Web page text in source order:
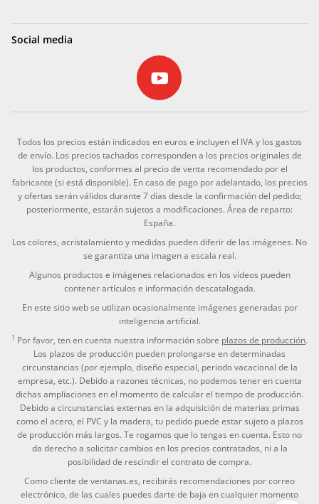
Social media
Todos los precios están indicados en euros e incluyen el IVA y los gastos
de envío. Los precios tachados corresponden a los precios originales de
los productos, conformes al precio de venta recomendado por el
fabricante (si está disponible). En caso de pago por adelantado, los precios
y ofertas serán válidos durante 7 días desde la confirmación del pedido;
posteriormente, estarán sujetos a modificaciones. Área de reparto:
España.
Los colores, acristalamiento y medidas pueden diferir de las imágenes. No
se garantiza una imagen a escala real.
Algunos productos e imágenes relacionados en los vídeos pueden
contener artículos e información descatalogada.
En este sitio web se utilizan ocasionalmente imágenes generadas por
inteligencia artificial.
1 Por favor, ten en cuenta nuestra información sobre plazos de producción.
Los plazos de producción pueden prolongarse en determinadas
circunstancias (por ejemplo, diseño especial, periodo vacacional de la
empresa, etc.). Debido a razones técnicas, no podemos tener en cuenta
dichas ampliaciones en el momento de calcular el tiempo de producción.
Debido a circunstancias externas en la adquisición de materias primas
como el acero, el PVC y la madera, tu pedido puede estar sujeto a plazos
de producción más largos. Te rogamos que lo tengas en cuenta. Esto no
da derecho a solicitar cambios en los precios contratados, ni a la
posibilidad de rescindir el contrato de compra.
Como cliente de ventanas.es, recibirás recomendaciones por correo
electrónico, de las cuales puedes darte de baja en cualquier momento